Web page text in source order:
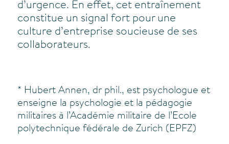
d’urgence. En effet, cet entraînement
constitue un signal fort pour une
culture d’entreprise soucieuse de ses
collaborateurs.
* Hubert Annen, dr phil., est psychologue et
enseigne la psychologie et la pédagogie
militaires à l’Académie militaire de l’Ecole
polytechnique fédérale de Zurich (EPFZ)